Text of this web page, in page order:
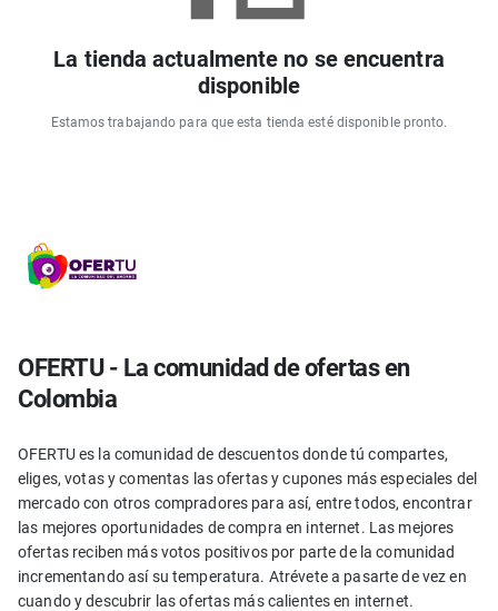
La tienda actualmente no se encuentra
disponible
Estamos trabajando para que esta tienda esté disponible pronto.
OFERTU - La comunidad de ofertas en
Colombia
OFERTU es la comunidad de descuentos donde tú compartes,
eliges, votas y comentas las ofertas y cupones más especiales del
mercado con otros compradores para así, entre todos, encontrar
las mejores oportunidades de compra en internet. Las mejores
ofertas reciben más votos positivos por parte de la comunidad
incrementando así su temperatura. Atrévete a pasarte de vez en
cuando y descubrir las ofertas más calientes en internet.